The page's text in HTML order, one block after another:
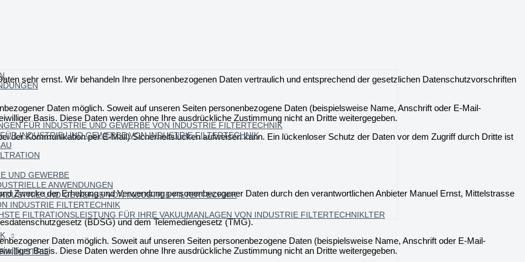
FÜR INDUSTRIE UND GEWERBE VON INDUSTRIE FILTERTECHNIK
INDUSTRIE UND GEWERBE VON INDUSTRIE FILTERTECHNIK
UND GEWERBE
ANWENDUNGEN
UND GEWERBE VON INDUSTRIE FILTERTECHNIK
INDUSTRIE FILTERTECHNIK
FILTRATIONSLEISTUNG FÜR IHRE VAKUUMANLAGEN VON INDUSTRIE FILTERTECHNIKLTER
sehr ernst. Wir behandeln Ihre personenbezogenen Daten vertraulich und entsprechend der gesetzlichen Datenschutzvorschriften
Daten möglich. Soweit auf unseren Seiten personenbezogene Daten (beispielsweise Name, Anschrift oder E-Mail-
Basis. Diese Daten werden ohne Ihre ausdrückliche Zustimmung nicht an Dritte weitergegeben.
der Kommunikation per E-Mail) Sicherheitslücken aufweisen kann. Ein lückenloser Schutz der Daten vor dem Zugriff durch Dritte ist
Zwecke der Erhebung und Verwendung personenbezogener Daten durch den verantwortlichen Anbieter Manuel Ernst, Mittelstrasse
(BDSG) und dem Telemediengesetz (TMG).
Daten möglich. Soweit auf unseren Seiten personenbezogene Daten (beispielsweise Name, Anschrift oder E-Mail-
Basis. Diese Daten werden ohne Ihre ausdrückliche Zustimmung nicht an Dritte weitergegeben.